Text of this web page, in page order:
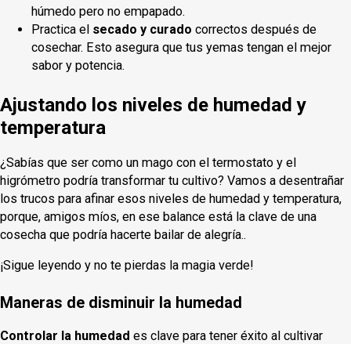
húmedo pero no empapado.
Practica el secado y curado correctos después de
cosechar. Esto asegura que tus yemas tengan el mejor
sabor y potencia.
Ajustando los niveles de humedad y
temperatura
¿Sabías que ser como un mago con el termostato y el
higrómetro podría transformar tu cultivo? Vamos a desentrañar
los trucos para afinar esos niveles de humedad y temperatura,
porque, amigos míos, en ese balance está la clave de una
cosecha que podría hacerte bailar de alegría..
¡Sigue leyendo y no te pierdas la magia verde!
Maneras de disminuir la humedad
Controlar la humedad es clave para tener éxito al cultivar